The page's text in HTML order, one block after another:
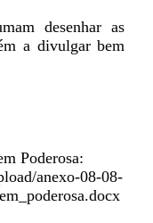
desenhar as
a divulgar bem
Poderosa:
anexo-08-08-